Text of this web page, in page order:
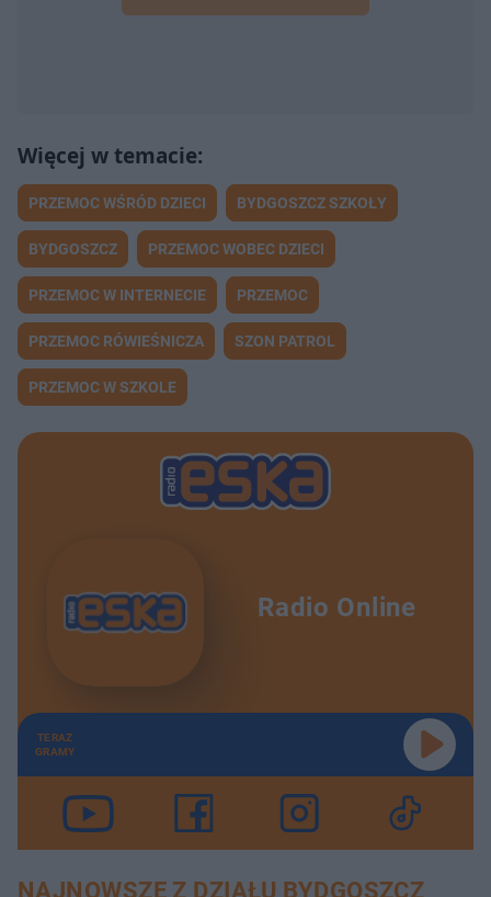
PRZEMOC WŚRÓD DZIECI BYDGOSZCZ SZKOŁY
BYDGOSZCZ PRZEMOC WOBEC DZIECI
PRZEMOC W INTERNECIE PRZEMOC
PRZEMOC RÓWIEŚNICZA SZON PATROL
PRZEMOC W SZKOLE
Radio Online
TERAZ
GRAMY
NAJNOWSZE Z DZIAŁU BYDGOSZCZ